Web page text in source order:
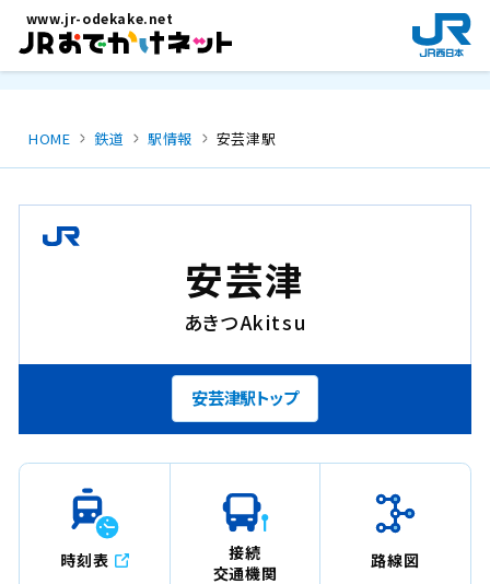
メインコンテンツにスキップ
www.jr-odekake.net
新
規
ウ
で
HOME 鉄道 駅情報 安芸津駅
安芸津
あきつAkitsu
安芸津駅トップ
時刻表
接続
交通機関
路線図